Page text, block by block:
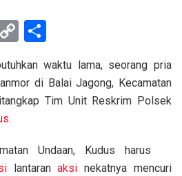
C
py
Li
ar
e
waktu lama, seorang pria
di Balai Jagong, Kecamatan
Tim Unit Reskrim Polsek
.
Undaan, Kudus harus
lantaranaksi nekatnya mencuri